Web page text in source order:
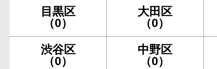
目黒区
（0）
大田区
（0）
渋谷区
（0）
中野区
（0）